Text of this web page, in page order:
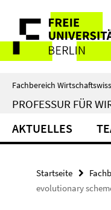
direkt
Inhalt
Service-
Navigation
Fachbereich
PROFESSUR FÜR
AKTUELLES
Startseite
evolutionary